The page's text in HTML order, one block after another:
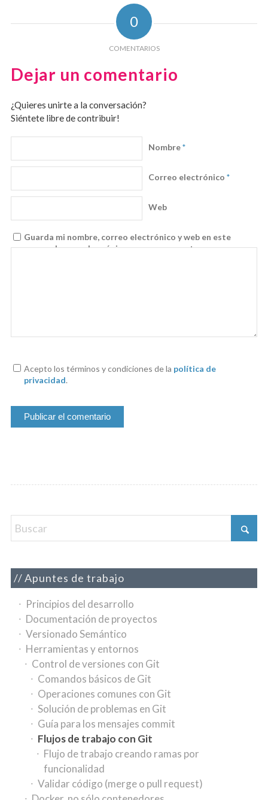
0
COMENTARIOS
Dejar un comentario
¿Quieres unirte a la conversación?
Siéntete libre de contribuir!
Nombre*
Correo electrónico *
Web
Guarda mi nombre, correo electrónico y web en este
navegador para la próxima vez que comente.
Acepto los términos y condiciones de la política de
privacidad.
Apuntes de trabajo
Principios del desarrollo
Documentación de proyectos
Versionado Semántico
Herramientas y entornos
Control de versiones con Git
Comandos básicos de Git
Operaciones comunes con Git
Solución de problemas en Git
Guía para los mensajes commit
Flujos de trabajo con Git
Flujo de trabajo creando ramas por
funcionalidad
Validar código (merge o pull request)